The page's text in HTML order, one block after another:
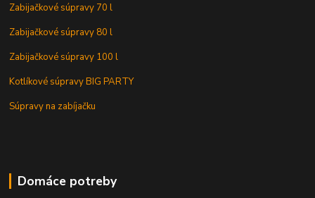
Zabijačkové súpravy 70 l
Zabijačkové súpravy 80 l
Zabijačkové súpravy 100 l
Kotlíkové súpravy BIG PARTY
Súpravy na zabíjačku
Domáce potreby